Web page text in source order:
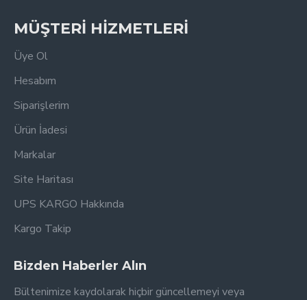
MÜŞTERİ HİZMETLERİ
Üye Ol
Hesabım
Siparişlerim
Ürün İadesi
Markalar
Site Haritası
UPS KARGO Hakkında
Kargo Takip
Bizden Haberler Alın
Bültenimize kaydolarak hiçbir güncellemeyi veya